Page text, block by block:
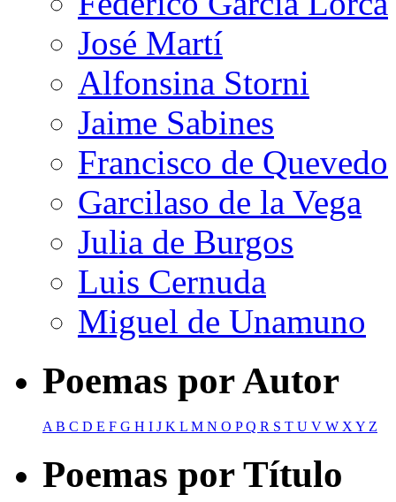
José Martí
Alfonsina Storni
Jaime Sabines
Francisco de Quevedo
Garcilaso de la Vega
Julia de Burgos
Luis Cernuda
Miguel de Unamuno
Poemas por Autor
AB C D E F G H I J K L M N O PQ R S T U V W XY Z
Poemas por Título